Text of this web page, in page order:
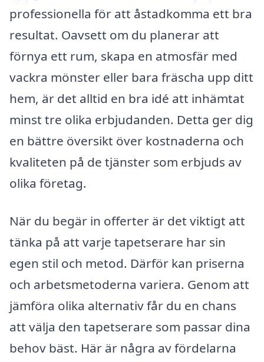
professionella för att åstadkomma ett bra
resultat. Oavsett om du planerar att
förnya ett rum, skapa en atmosfär med
vackra mönster eller bara fräscha upp ditt
hem, är det alltid en bra idé att inhämtat
minst tre olika erbjudanden. Detta ger dig
en bättre översikt över kostnaderna och
kvaliteten på de tjänster som erbjuds av
olika företag.
När du begär in offerter är det viktigt att
tänka på att varje tapetserare har sin
egen stil och metod. Därför kan priserna
och arbetsmetoderna variera. Genom att
jämföra olika alternativ får du en chans
att välja den tapetserare som passar dina
behov bäst. Här är några av fördelarna